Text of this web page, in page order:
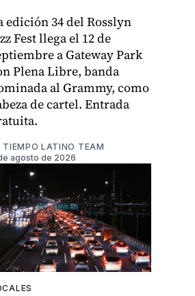
edición 34 del Rosslyn
Fest llega el 12 de
a Gateway Park
Plena Libre, banda
al Grammy, como
de cartel. Entrada
TIEMPO LATINO TEAM
agosto de 2026